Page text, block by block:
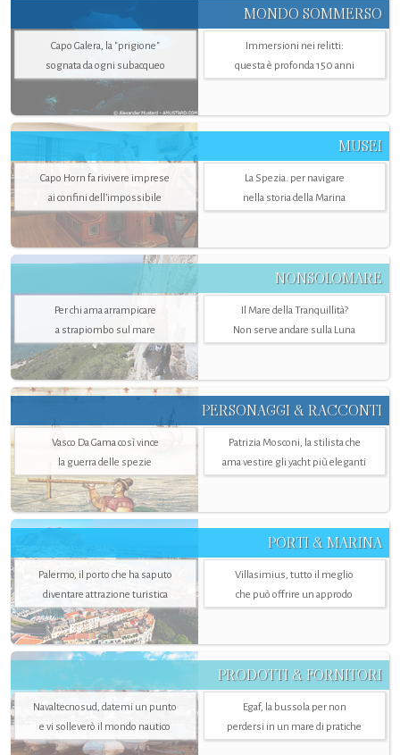
MONDO SOMMERSO
Capo Galera, la "prigione"
sognata da ogni subacqueo
Immersioni nei relitti:
questa è profonda 150 anni
MUSEI
Capo Horn fa rivivere imprese
ai confini dell’impossibile
La Spezia. per navigare
nella storia della Marina
NONSOLOMARE
Per chi ama arrampicare
a strapiombo sul mare
Il Mare della Tranquillità?
Non serve andare sulla Luna
PERSONAGGI & RACCONTI
Vasco Da Gama così vince
la guerra delle spezie
Patrizia Mosconi, la stilista che
ama vestire gli yacht più eleganti
PORTI & MARINA
Palermo, il porto che ha saputo
diventare attrazione turistica
Villasimius, tutto il meglio
che può offrire un approdo
PRODOTTI & FORNITORI
Navaltecnosud, datemi un punto
e vi solleverò il mondo nautico
Egaf, la bussola per non
perdersi in un mare di pratiche